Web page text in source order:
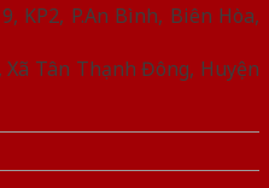
KP2, P.An Bình, Biên Hòa,
Xã Tân Thạnh Đông, Huyện